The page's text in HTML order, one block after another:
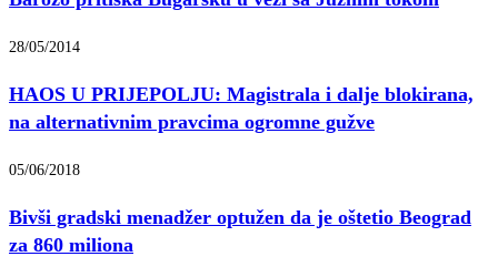
28/05/2014
HAOS U PRIJEPOLJU: Magistrala i dalje blokirana,
na alternativnim pravcima ogromne gužve
05/06/2018
Bivši gradski menadžer optužen da je oštetio Beograd
za 860 miliona